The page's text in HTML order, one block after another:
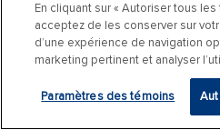
En cliquant sur « Autoriser tous
acceptez de les conserver sur
d’une expérience de navigation
marketing pertinent et analyser
Paramètres des témoins